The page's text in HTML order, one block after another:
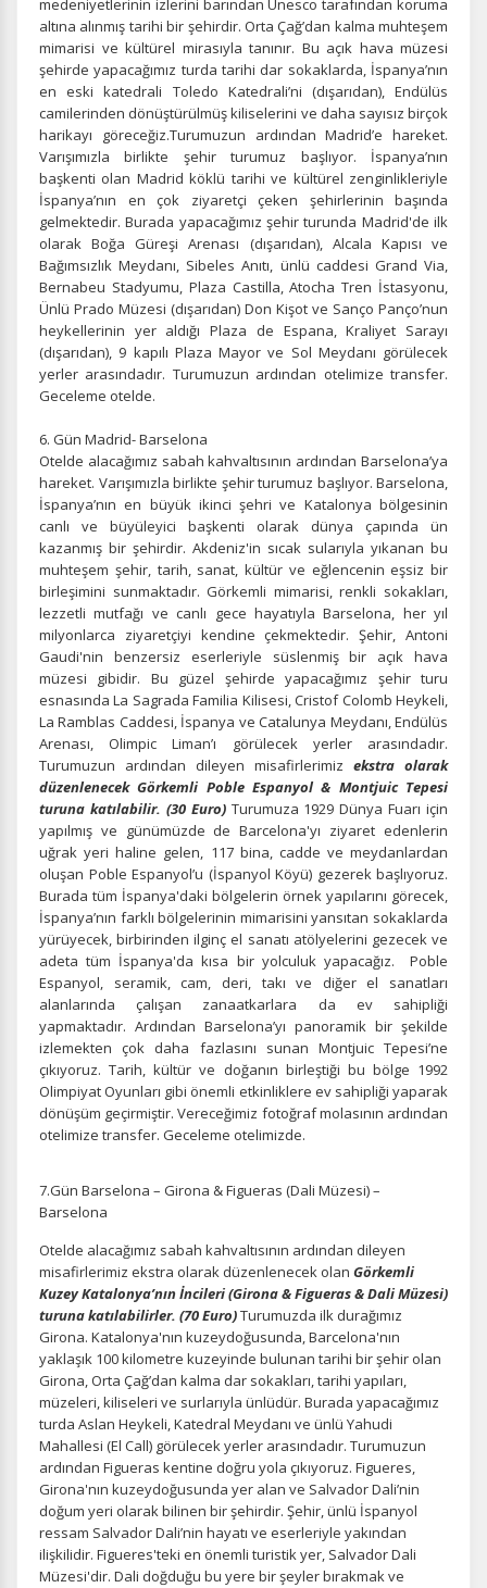
gereklidir. Bu çerezler olmadan site düzgün çalışmaz ve
devre dışı bırakılamaz.
İstatistik Çerezleri
Ziyaretçilerin siteyi nasıl kullandığını anonim olarak
ölçeriz. Hangi sayfaların popüler olduğunu ve
kullanıcıların nerede zorluk yaşadığını anlamamıza
yardımcı olur.
Pazarlama Çerezleri
Size ve ilgi alanlarınıza uygun reklamlar göstermek için
edersiniz, ancak daha az alakalı olabilirler.
Tercihleri Kaydet
medeniyetlerinin izlerini barından Unesco tarafından koruma
altına alınmış tarihi bir şehirdir. Orta Çağ’dan kalma muhteşem
mimarisi ve kültürel mirasıyla tanınır. Bu açık hava müzesi
şehirde yapacağımız turda tarihi dar sokaklarda, İspanya’nın
en eski katedrali Toledo Katedrali’ni (dışarıdan), Endülüs
camilerinden dönüştürülmüş kiliselerini ve daha sayısız birçok
harikayı göreceğiz.Turumuzun ardından Madrid’e hareket.
Varışımızla birlikte şehir turumuz başlıyor. İspanya’nın
başkenti olan Madrid köklü tarihi ve kültürel zenginlikleriyle
İspanya’nın en çok ziyaretçi çeken şehirlerinin başında
gelmektedir. Burada yapacağımız şehir turunda Madrid'de ilk
olarak Boğa Güreşi Arenası (dışarıdan), Alcala Kapısı ve
Bağımsızlık Meydanı, Sibeles Anıtı, ünlü caddesi Grand Via,
Bernabeu Stadyumu, Plaza Castilla, Atocha Tren İstasyonu,
Ünlü Prado Müzesi (dışarıdan) Don Kişot ve Sanço Panço’nun
heykellerinin yer aldığı Plaza de Espana, Kraliyet Sarayı
(dışarıdan), 9 kapılı Plaza Mayor ve Sol Meydanı görülecek
yerler arasındadır. Turumuzun ardından otelimize transfer.
Geceleme otelde.
6. Gün Madrid- Barselona
Otelde alacağımız sabah kahvaltısının ardından Barselona’ya
hareket. Varışımızla birlikte şehir turumuz başlıyor. Barselona,
İspanya’nın en büyük ikinci şehri ve Katalonya bölgesinin
canlı ve büyüleyici başkenti olarak dünya çapında ün
kazanmış bir şehirdir. Akdeniz'in sıcak sularıyla yıkanan bu
muhteşem şehir, tarih, sanat, kültür ve eğlencenin eşsiz bir
birleşimini sunmaktadır. Görkemli mimarisi, renkli sokakları,
lezzetli mutfağı ve canlı gece hayatıyla Barselona, her yıl
milyonlarca ziyaretçiyi kendine çekmektedir. Şehir, Antoni
Gaudi'nin benzersiz eserleriyle süslenmiş bir açık hava
müzesi gibidir. Bu güzel şehirde yapacağımız şehir turu
esnasında La Sagrada Familia Kilisesi, Cristof Colomb Heykeli,
La Ramblas Caddesi, İspanya ve Catalunya Meydanı, Endülüs
Arenası, Olimpic Liman’ı görülecek yerler arasındadır.
Turumuzun ardından dileyen misafirlerimiz ekstra olarak
düzenlenecek Görkemli Poble Espanyol & Montjuic Tepesi
turuna katılabilir. (30 Euro)Turumuza 1929 Dünya Fuarı için
yapılmış ve günümüzde de Barcelona'yı ziyaret edenlerin
uğrak yeri haline gelen, 117 bina, cadde ve meydanlardan
oluşan Poble Espanyol’u (İspanyol Köyü) gezerek başlıyoruz.
Burada tüm İspanya'daki bölgelerin örnek yapılarını görecek,
İspanya’nın farklı bölgelerinin mimarisini yansıtan sokaklarda
yürüyecek, birbirinden ilginç el sanatı atölyelerini gezecek ve
adeta tüm İspanya'da kısa bir yolculuk yapacağız. Poble
Espanyol, seramik, cam, deri, takı ve diğer el sanatları
alanlarında çalışan zanaatkarlara da ev sahipliği
yapmaktadır. Ardından Barselona’yı panoramik bir şekilde
izlemekten çok daha fazlasını sunan Montjuic Tepesi’ne
çıkıyoruz. Tarih, kültür ve doğanın birleştiği bu bölge 1992
Olimpiyat Oyunları gibi önemli etkinliklere ev sahipliği yaparak
dönüşüm geçirmiştir. Vereceğimiz fotoğraf molasının ardından
otelimize transfer. Geceleme otelimizde.
7.Gün Barselona – Girona & Figueras (Dali Müzesi) –
Barselona
Otelde alacağımız sabah kahvaltısının ardından dileyen
misafirlerimiz ekstra olarak düzenlenecek olan Görkemli
Kuzey Katalonya’nın İncileri (Girona & Figueras & Dali Müzesi)
turuna katılabilirler. (70 Euro)Turumuzda ilk durağımız
Girona. Katalonya'nın kuzeydoğusunda, Barcelona'nın
yaklaşık 100 kilometre kuzeyinde bulunan tarihi bir şehir olan
Girona, Orta Çağ’dan kalma dar sokakları, tarihi yapıları,
müzeleri, kiliseleri ve surlarıyla ünlüdür. Burada yapacağımız
turda Aslan Heykeli, Katedral Meydanı ve ünlü Yahudi
Mahallesi (El Call) görülecek yerler arasındadır. Turumuzun
ardından Figueras kentine doğru yola çıkıyoruz. Figueres,
Girona'nın kuzeydoğusunda yer alan ve Salvador Dali’nin
doğum yeri olarak bilinen bir şehirdir. Şehir, ünlü İspanyol
ressam Salvador Dali’nin hayatı ve eserleriyle yakından
ilişkilidir. Figueres'teki en önemli turistik yer, Salvador Dali
Müzesi'dir. Dali doğduğu bu yere bir şeyler bırakmak ve